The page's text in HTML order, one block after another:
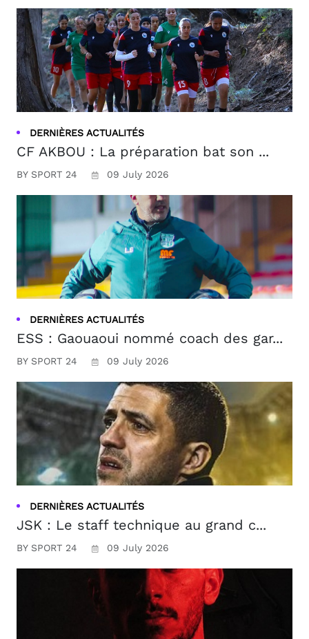
DERNIÈRES ACTUALITÉS
CF AKBOU : La préparation bat son ...
BY SPORT 24 09 July 2026
DERNIÈRES ACTUALITÉS
ESS : Gaouaoui nommé coach des gar...
BY SPORT 24 09 July 2026
DERNIÈRES ACTUALITÉS
JSK : Le staff technique au grand c...
BY SPORT 24 09 July 2026